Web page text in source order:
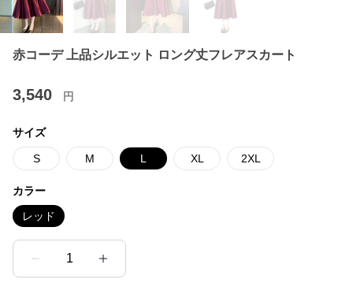
赤コーデ 上品シルエット ロング丈フレアスカート
3,540 円
サイズ
S M L XL 2XL
カラー
レッド
1